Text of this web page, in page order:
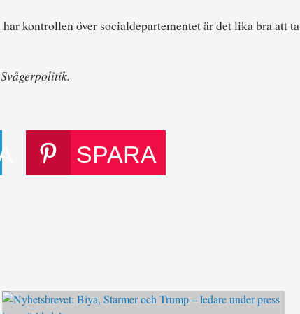
kontrollen över socialdepartementet är det lika bra att ta
SPARA